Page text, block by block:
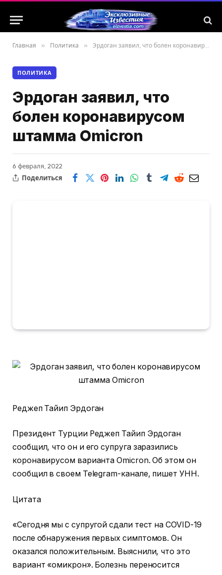
Главная » Политика » Эрдоган заявил, что болен коронавирусом штамма Omicron
ПОЛИТИКА
Эрдоган заявил, что
болен коронавирусом
штамма Omicron
6 февраля, 2022
Поделиться
Реджеп Тайип Эрдоган
Президент Турции Реджеп Тайип Эрдоган
сообщил, что он и его супруга заразились
коронавирусом варианта Omicron. Об этом он
сообщил в своем Telegram-канале, пишет УНН.
Цитата
«Сегодня мы с супругой сдали тест на COVID-19
после обнаружения первых симптомов. Он
оказался положительным. Выяснили, что это
вариант «омикрон». Болезнь переносится